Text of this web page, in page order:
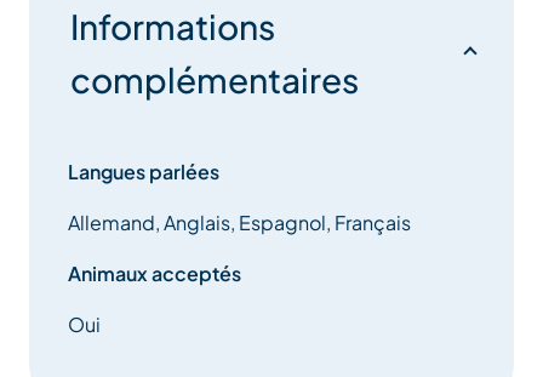
-LugeInformations
complémentaires
Langues parlées
Allemand, Anglais, Espagnol, Français
Animaux acceptés
Oui